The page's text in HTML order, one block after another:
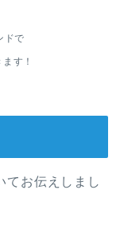
ドで
す！
てお伝えしまし